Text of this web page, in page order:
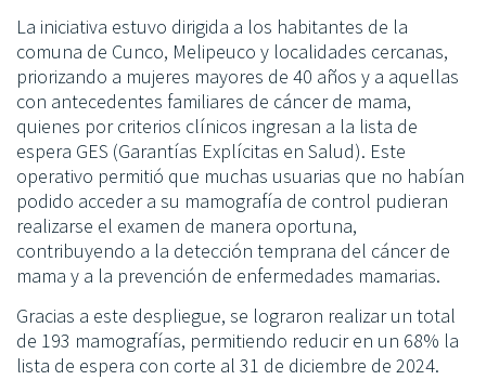
La iniciativa estuvo dirigida a los habitantes de la
comuna de Cunco, Melipeuco y localidades cercanas,
priorizando a mujeres mayores de 40 años y a aquellas
con antecedentes familiares de cáncer de mama,
quienes por criterios clínicos ingresan a la lista de
espera GES (Garantías Explícitas en Salud). Este
operativo permitió que muchas usuarias que no habían
podido acceder a su mamografía de control pudieran
realizarse el examen de manera oportuna,
contribuyendo a la detección temprana del cáncer de
mama y a la prevención de enfermedades mamarias.
Gracias a este despliegue, se lograron realizar un total
de 193 mamografías, permitiendo reducir en un 68% la
lista de espera con corte al 31 de diciembre de 2024.